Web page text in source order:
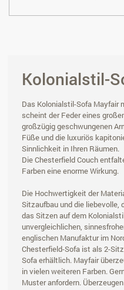
Kolonialstil-
Das Kolonialstil-Sofa Mayfair
scheint der Feder eines
großzügig geschwungenen
Füße und die luxuriös
Sinnlichkeit in Ihren Räumen.
Die Chesterfield Couch
Farben eine enorme Wirkung.
Die Hochwertigkeit der
Sitzaufbau und die liebevolle,
das Sitzen auf dem
unvergleichlichen,
englischen Manufaktur im
Chesterfield-Sofa ist als 2-
Sofa erhältlich. Mayfair
in vielen weiteren Farben.
Muster anfordern.